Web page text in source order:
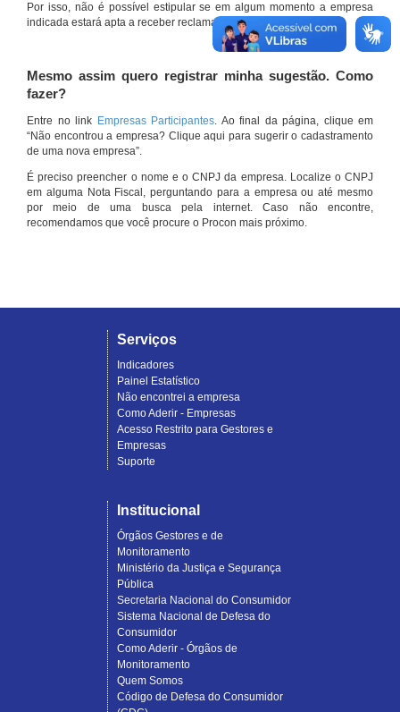
Por isso, não é possível estipular se em algum momento a empresa
indicada estará apta a receber reclamações por meio do site.
Mesmo assim quero registrar minha sugestão. Como
fazer?
Entre no link Empresas Participantes. Ao final da página, clique em
“Não encontrou a empresa? Clique aqui para sugerir o cadastramento
de uma nova empresa”.
É preciso preencher o nome e o CNPJ da empresa. Localize o CNPJ
em alguma Nota Fiscal, perguntando para a empresa ou até mesmo
por meio de uma busca pela internet. Caso não encontre,
recomendamos que você procure o Procon mais próximo.
Serviços
Indicadores
Painel Estatístico
Não encontrei a empresa
Como Aderir - Empresas
Acesso Restrito para Gestores e
Empresas
Suporte
Institucional
Órgãos Gestores e de
Monitoramento
Ministério da Justiça e Segurança
Pública
Secretaria Nacional do Consumidor
Sistema Nacional de Defesa do
Consumidor
Como Aderir - Órgãos de
Monitoramento
Quem Somos
Código de Defesa do Consumidor